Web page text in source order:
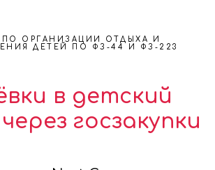
ПО ОРГАНИЗАЦИИ ОТДЫХА И
ДЕТЕЙ ПО ФЗ-44 И ФЗ-223
в детский
госзакупки